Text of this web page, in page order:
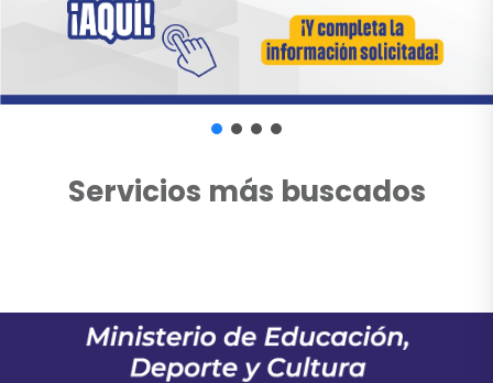
Servicios más buscados